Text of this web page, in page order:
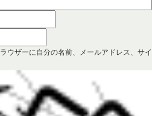
ウザーに自分の名前、メールアドレス、サイ